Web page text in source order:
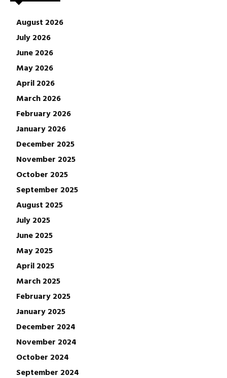
August 2026
July 2026
June 2026
May 2026
April 2026
March 2026
February 2026
January 2026
December 2025
November 2025
October 2025
September 2025
August 2025
July 2025
June 2025
May 2025
April 2025
March 2025
February 2025
January 2025
December 2024
November 2024
October 2024
September 2024